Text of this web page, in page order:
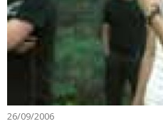
26/09/2006